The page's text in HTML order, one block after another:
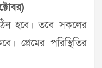
হবে। তবে সকলের
প্রেমের পরিস্থিতির